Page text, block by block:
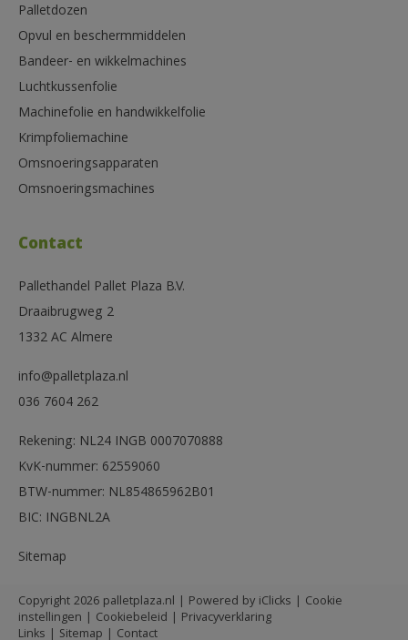
Palletdozen
Opvul en beschermmiddelen
Bandeer- en wikkelmachines
Luchtkussenfolie
Machinefolie en handwikkelfolie
Krimpfoliemachine
Omsnoeringsapparaten
Omsnoeringsmachines
Contact
Pallethandel Pallet Plaza B.V.
Draaibrugweg 2
1332 AC Almere
info@palletplaza.nl
036 7604 262
Rekening: NL24 INGB 0007070888
KvK-nummer: 62559060
BTW-nummer: NL854865962B01
BIC: INGBNL2A
Sitemap
Copyright 2026 palletplaza.nl | Powered by iClicks | Cookie
instellingen | Cookiebeleid | Privacyverklaring
Links | Sitemap | Contact